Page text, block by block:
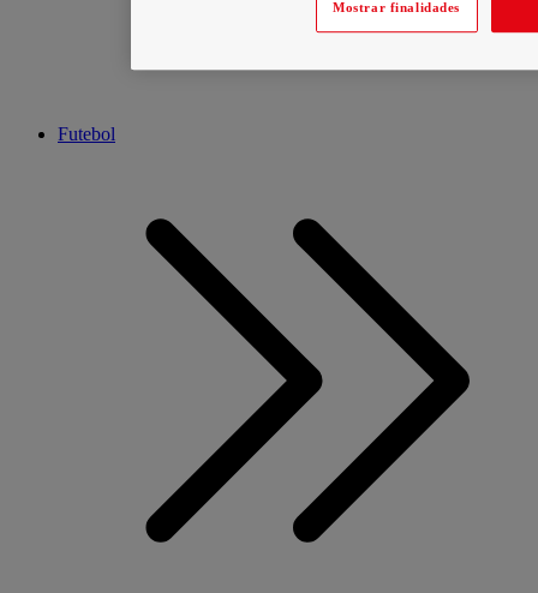
Futebol
Mostrar finalidades